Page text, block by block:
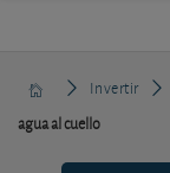
Invertir
agua al cuello